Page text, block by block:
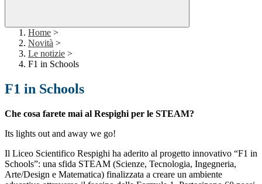
Home >
Novità >
Le notizie >
F1 in Schools
F1 in Schools
Che cosa farete mai al Respighi per le STEAM?
Its lights out and away we go!
Il Liceo Scientifico Respighi ha aderito al progetto innovativo “F1 in
Schools”: una sfida STEAM (Scienze, Tecnologia, Ingegneria,
Arte/Design e Matematica) finalizzata a creare un ambiente